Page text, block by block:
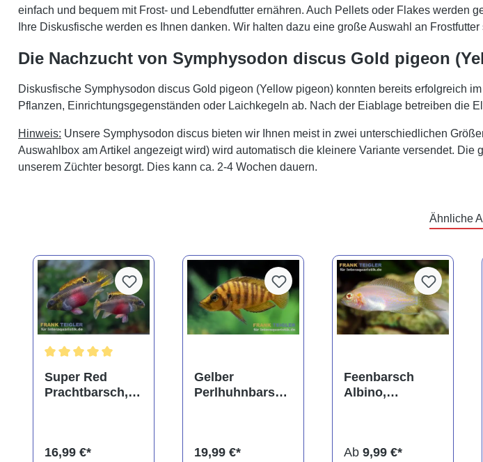
einfach und bequem mit Frost- und Lebendfutter ernähren. Auch Pellets oder Flakes
Ihre Diskusfische werden es Ihnen danken. Wir halten dazu eine große Auswahl an
Die Nachzucht von Symphysodon discus Gold pigeon
Diskusfische Symphysodon discus Gold pigeon (Yellow pigeon) konnten bereits erfolgreich
Pflanzen, Einrichtungsgegenständen oder Laichkegeln ab. Nach der Eiablage betreiben die
Hinweis: Unsere Symphysodon discus bieten wir Ihnen meist in zwei unterschiedlichen
Auswahlbox am Artikel angezeigt wird) wird automatisch die kleinere Variante versendet.
unserem Züchter besorgt. Dies kann ca. 2-4 Wochen dauern.
Ähnliche
Durchschnittliche Bewertung von 5 von 5 Sternen
Super Red
Prachtbarsch,
16,99 €*
Gelber
Perlhuhnbarsch
19,99 €*
Feenbarsch
Albino,
Ab 9,99 €*